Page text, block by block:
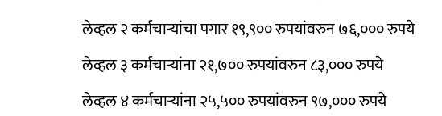
लेव्हल २ कर्मचाऱ्यांचा पगार १९,९०० रुपयांवरुन ७६,००० रुपये
लेव्हल ३ कर्मचाऱ्यांना २१,७०० रुपयांवरुन ८३,००० रुपये
लेव्हल ४ कर्मचाऱ्यांना २५,५०० रुपयांवरुन ९७,००० रुपये